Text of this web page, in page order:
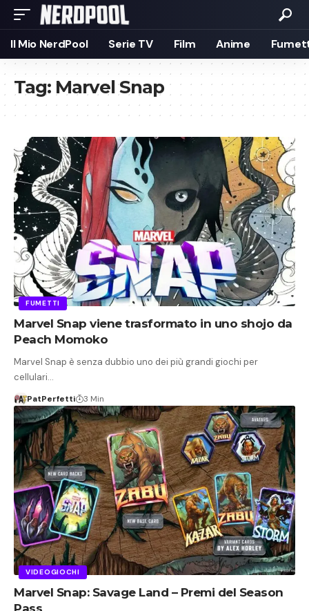
Il Mio NerdPool Serie TV Film Anime
Tag: Marvel Snap
FUMETTI
Marvel Snap viene trasformato in uno shojo da
Peach Momoko
Marvel Snap è senza dubbio uno dei più grandi giochi per
cellulari…
PatPerfetti 3 Min
VIDEOGIOCHI
Marvel Snap: Savage Land – Premi del Season
Pass